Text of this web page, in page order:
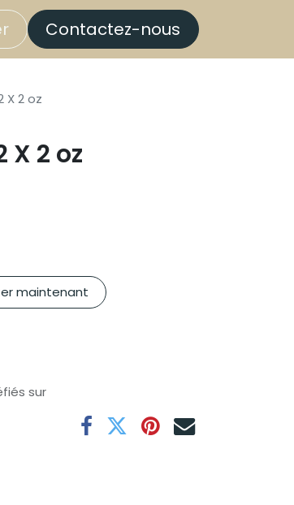
Contactez-nous
X 2 oz
2 oz
maintenant
sur